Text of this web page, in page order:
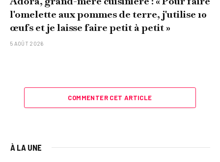
l'omelette aux pommes de terre, j'utilise 10
œufs et je laisse faire petit à petit »
5 AOÛT 2026
COMMENTER CET ARTICLE
À LA UNE